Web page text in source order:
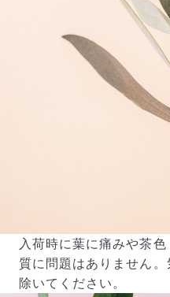
入荷時に葉に痛みや茶
質に問題はありません
除いてください。